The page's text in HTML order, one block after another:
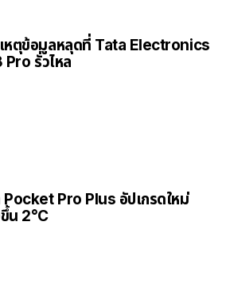
หตุข้อมูลหลุดที่ Tata Electronics
รั่วไหล
Pro Plus อัปเกรดใหม่
น 2°C